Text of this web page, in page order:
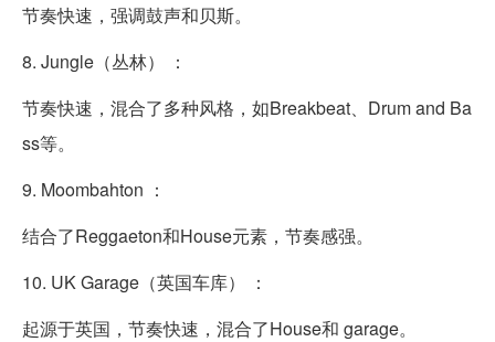
节奏快速，强调鼓声和贝斯。
8. Jungle（丛林） ：
节奏快速，混合了多种风格，如Breakbeat、Drum and Ba
ss等。
9. Moombahton ：
结合了Reggaeton和House元素，节奏感强。
10. UK Garage（英国车库） ：
起源于英国，节奏快速，混合了House和 garage。